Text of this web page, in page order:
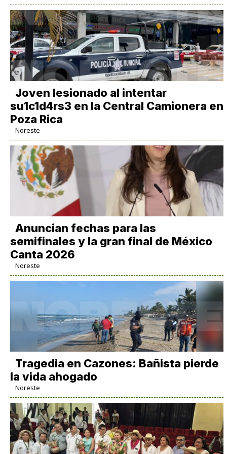
Joven lesionado al intentar
su1c1d4rs3 en la Central Camionera en
Poza Rica
Noreste
Anuncian fechas para las
semifinales y la gran final de México
Canta 2026
Noreste
Tragedia en Cazones: Bañista pierde
la vida ahogado
Noreste